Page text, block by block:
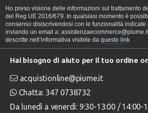
Ho preso visione delle informazioni sul trattamento
del Reg UE 2016/679. In qualsiasi momento è
consenso disiscrivendosi con le funzionalità indicate
inviando un email a:
descritte nell’informativa visibile da questo link
Hai bisogno di aiuto per il tuo ordine
acquistionline@piume.it
Chatta: 347 0738732
Da lunedì a venerdì: 9:30-13:00 / 14:00-